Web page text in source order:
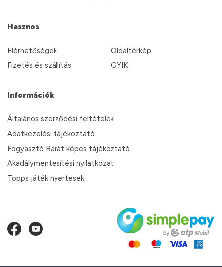
Hasznos
Elérhetőségek
Oldaltérkép
Fizetés és szállítás
GYIK
Információk
Általános szerződési feltételek
Adatkezelési tájékoztató
Fogyasztó Barát képes tájékoztató
Akadálymentesítési nyilatkozat
Topps játék nyertesek